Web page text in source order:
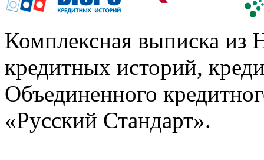
Комплексная выписка из
кредитных историй,
Объединенного
«Русский Стандарт».